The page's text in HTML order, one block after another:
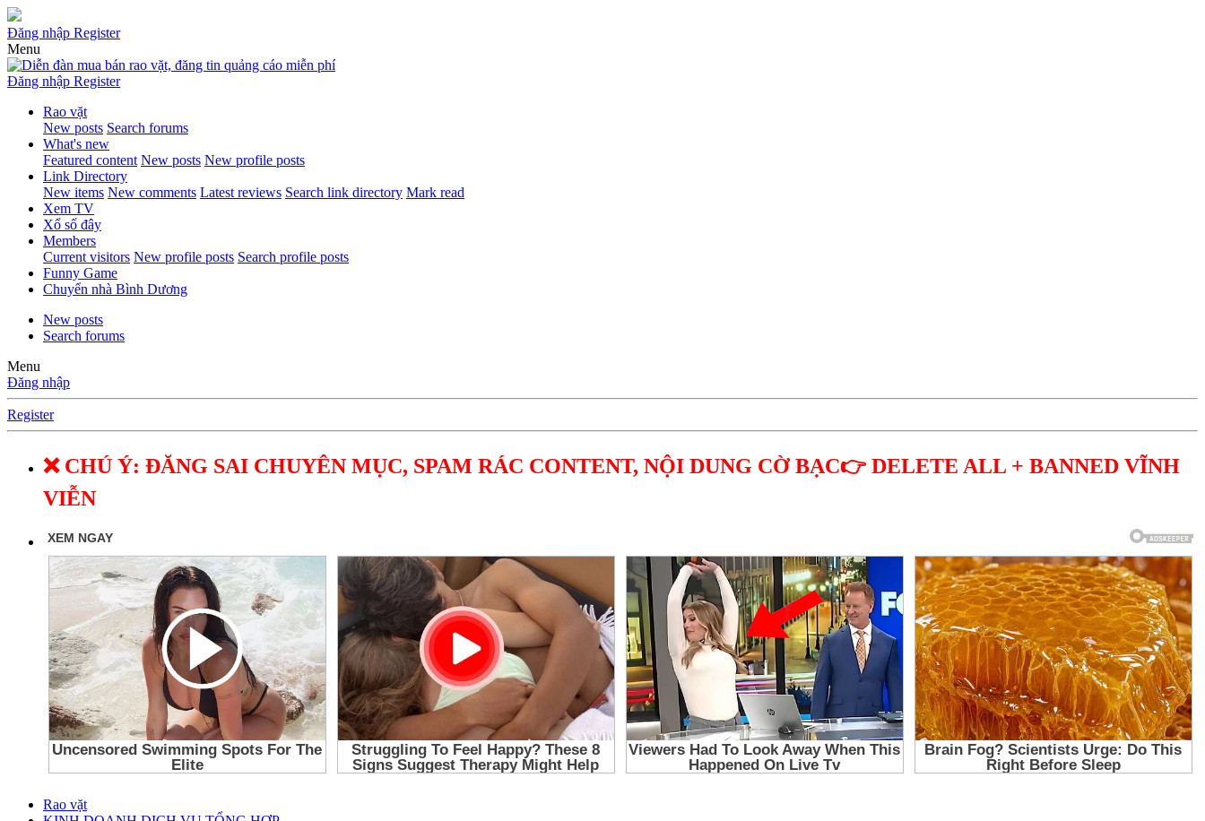
Đăng nhập Register
Menu
Đăng nhập Register
Rao vặt
New posts Search forums
What's new
Featured content New posts New profile posts
Link Directory
New items New comments Latest reviews Search link directory Mark read
Xem TV
Xổ số đây
Members
Current visitors New profile posts Search profile posts
Funny Game
Chuyển nhà Bình Dương
New posts
Search forums
Menu
Đăng nhập
Register
❌ CHÚ Ý: ĐĂNG SAI CHUYÊN MỤC, SPAM RÁC CONTENT, NỘI DUNG CỜ BẠC👉 DELETE ALL + BANNED VĨNH
VIỄN
Rao vặt